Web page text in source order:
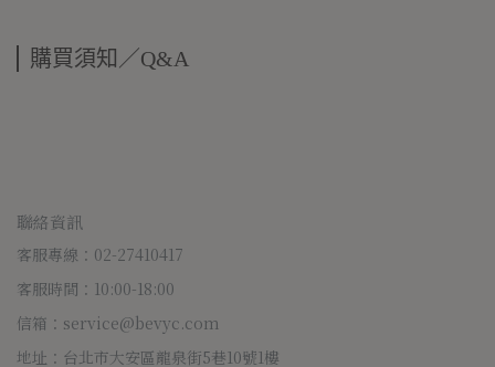
購買須知／Q&A
聯絡資訊
客服專線：02-27410417
客服時間：10:00-18:00
信箱：service@bevyc.com
地址：台北市大安區龍泉街5巷10號1樓